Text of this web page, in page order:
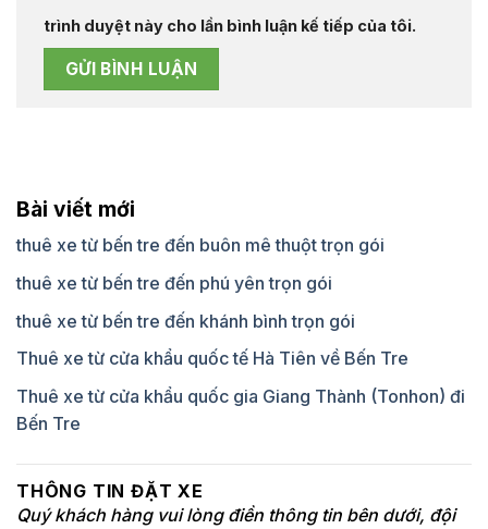
trình duyệt này cho lần bình luận kế tiếp của tôi.
Bài viết mới
thuê xe từ bến tre đến buôn mê thuột trọn gói
thuê xe từ bến tre đến phú yên trọn gói
thuê xe từ bến tre đến khánh bình trọn gói
Thuê xe từ cửa khẩu quốc tế Hà Tiên về Bến Tre
Thuê xe từ cửa khẩu quốc gia Giang Thành (Tonhon) đi
Bến Tre
THÔNG TIN ĐẶT XE
Quý khách hàng vui lòng điền thông tin bên dưới, đội